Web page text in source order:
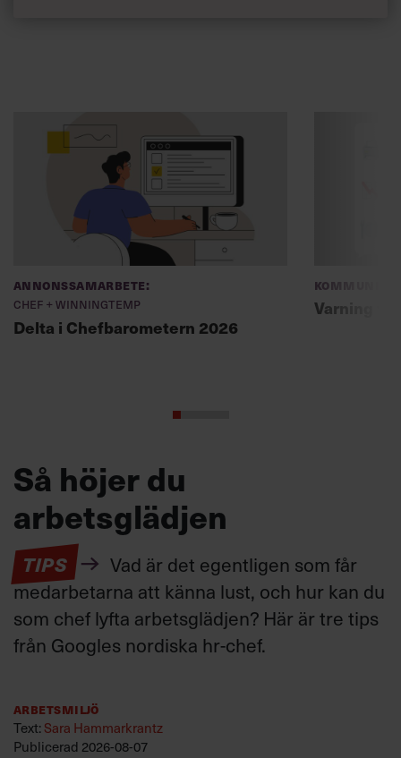
Annonssamarbete:
Chef + Winningtemp
Delta i Chefbarometern 2026
Varning
Så höjer du
arbetsglädjen
TIPS
Vad är det egentligen som får
medarbetarna att känna lust, och hur kan du
som chef lyfta arbetsglädjen? Här är tre tips
från Googles nordiska hr-chef.
Arbetsmiljö
Text:Sara Hammarkrantz
Publicerad 2026-08-07